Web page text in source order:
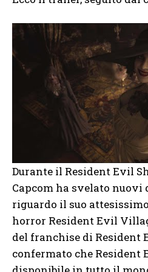
Durante il Resident Evil
Capcom ha svelato
riguardo il suo
horror Resident Evil
del franchise di Resident
confermato che Resident